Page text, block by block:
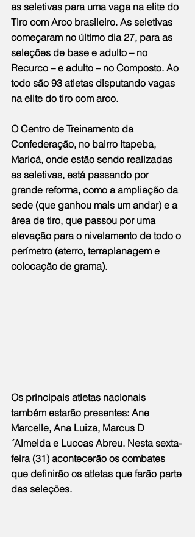
as seletivas para uma vaga na elite do
Tiro com Arco brasileiro. As seletivas
começaram no último dia 27, para as
seleções de base e adulto – no
Recurco – e adulto – no Composto. Ao
todo são 93 atletas disputando vagas
na elite do tiro com arco.
O Centro de Treinamento da
Confederação, no bairro Itapeba,
Maricá, onde estão sendo realizadas
as seletivas, está passando por
grande reforma, como a ampliação da
sede (que ganhou mais um andar) e a
área de tiro, que passou por uma
elevação para o nivelamento de todo o
perímetro (aterro, terraplanagem e
colocação de grama).
Os principais atletas nacionais
também estarão presentes: Ane
Marcelle, Ana Luiza, Marcus D
´Almeida e Luccas Abreu. Nesta sexta-
feira (31) acontecerão os combates
que definirão os atletas que farão parte
das seleções.